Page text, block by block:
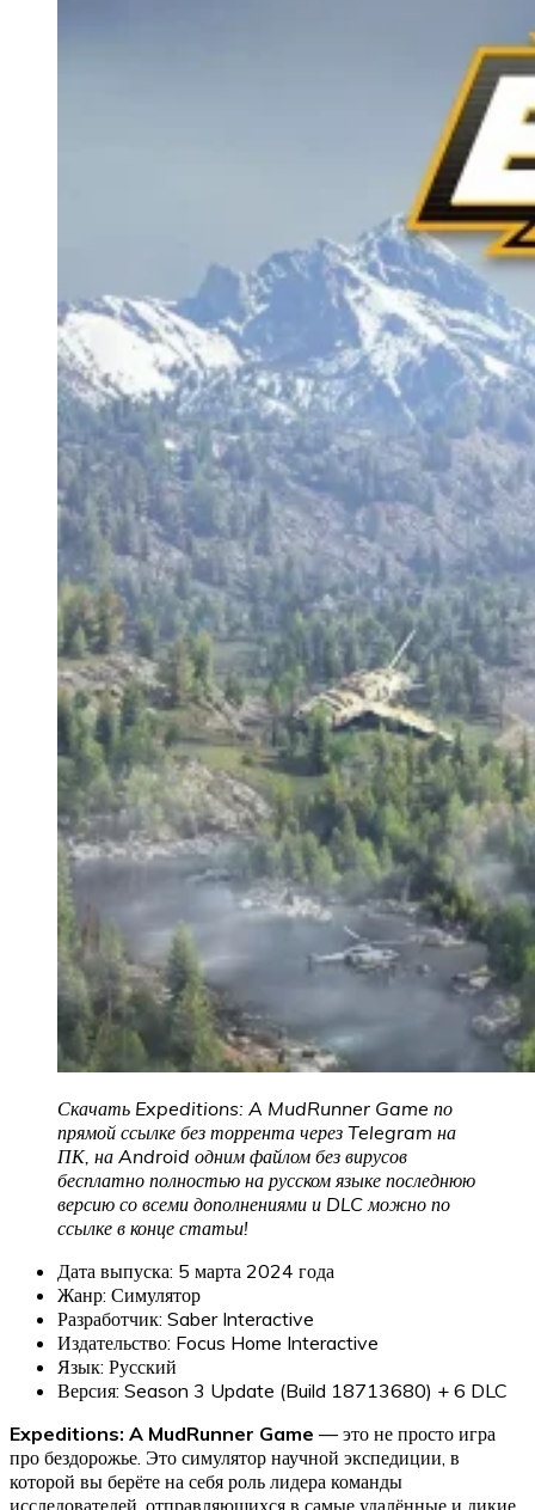
Скачать Expeditions: A MudRunner Game по
прямой ссылке без торрента через Telegram на
ПК, на Android одним файлом без вирусов
бесплатно полностью на русском языке последнюю
версию со всеми дополнениями и DLC можно по
ссылке в конце статьи!
Дата выпуска: 5 марта 2024 года
Жанр: Симулятор
Разработчик: Saber Interactive
Издательство: Focus Home Interactive
Язык: Русский
Версия: Season 3 Update (Build 18713680) + 6 DLC
Expeditions: A MudRunner Game — это не просто игра
про бездорожье. Это симулятор научной экспедиции, в
которой вы берёте на себя роль лидера команды
исследователей, отправляющихся в самые удалённые и дикие